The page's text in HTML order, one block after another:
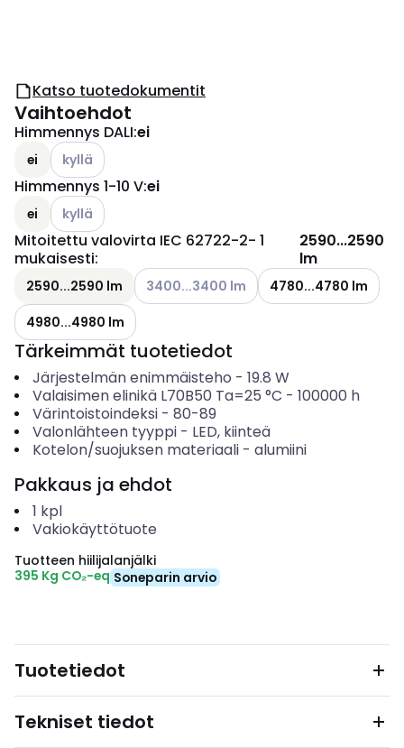
Katso tuotedokumentit
Vaihtoehdot
Himmennys DALI:ei
ei Katso käytettävissä olevat vaihtoehdot
kyllä
Himmennys 1-10 V:ei
ei Katso käytettävissä olevat vaihtoehdot
kyllä
Mitoitettu valovirta IEC 62722-2- 1
mukaisesti:
2590...2590
lm
2590...2590 lm Katso käytettävissä olevat vaihtoehdot
3400...3400 lm
4780...4780 lm
4980...4980 lm
Tärkeimmät tuotetiedot
Järjestelmän enimmäisteho - 19.8 W
Valaisimen elinikä L70B50 Ta=25 °C - 100000 h
Värintoistoindeksi- 80-89
Valonlähteen tyyppi- LED, kiinteä
Kotelon/suojuksen materiaali- alumiini
Pakkaus ja ehdot
1 kpl
Vakiokäyttötuote
Tuotteen hiilijalanjälki
395 Kg CO₂-eq Soneparin arvio
Tuotetiedot
Tekniset tiedot